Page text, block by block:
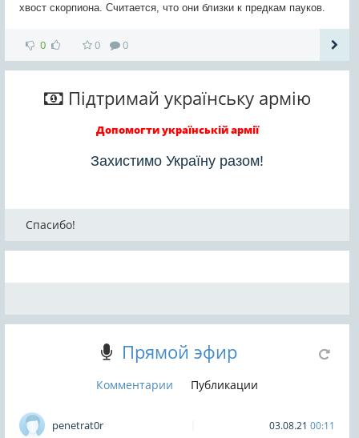
хвост скорпиона. Считается, что они близки к предкам пауков.
0 0 0
Підтримай українську армію
Допомогти українській армії
Захистимо Україну разом!
Спасибо!
Прямой эфир
Комментарии Публикации
penetrat0r 03.08.21 00:11